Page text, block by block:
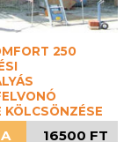
250
KÖLCSÖNZÉSE
16500 FT